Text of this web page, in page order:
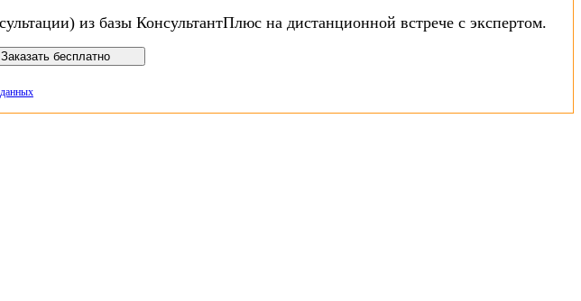
из базы КонсультантПлюс на дистанционной встрече с экспертом.
Заказать бесплатно